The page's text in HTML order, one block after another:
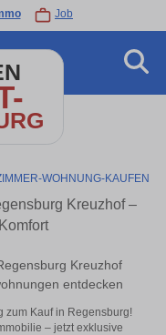
Job
WOHNUNG-KAUFEN
Kreuzhof –
Kreuzhof
entdecken
zum Kauf in Regensburg!
– jetzt exklusive